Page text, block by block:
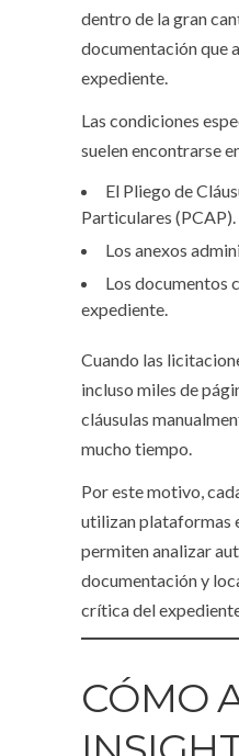
dentro de la gran
documentación que
expediente.
Las condiciones
suelen encontrarse
El Pliego de
Particulares (PCAP).
Los anexos
Los documentos
expediente.
Cuando las
incluso miles de
cláusulas
mucho tiempo.
Por este motivo,
utilizan plataformas
permiten analizar
documentación y
crítica del
CÓMO